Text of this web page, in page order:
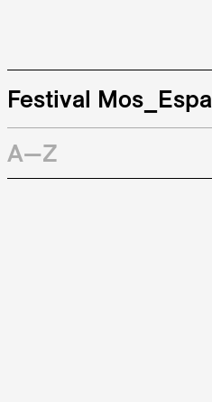
Festival Mos_Espa
A—Z